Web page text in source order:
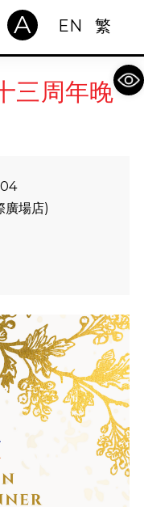
A EN 繁
三周年晚
廣場店)